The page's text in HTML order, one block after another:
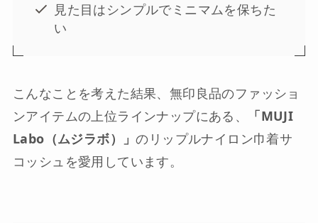
見た目はシンプルでミニマムを保ちた
い
こんなことを考えた結果、無印良品のファッショ
ンアイテムの上位ラインナップにある、
「MUJI
Labo（ムジラボ）」のリップルナイロン巾着サ
コッシュを愛用しています。